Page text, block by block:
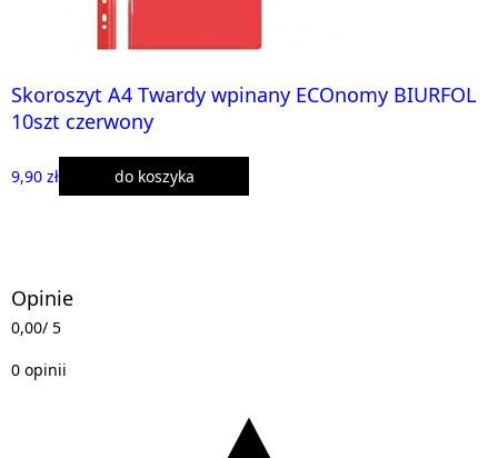
Skoroszyt A4 Twardy wpinany ECOnomy BIURFOL
10szt czerwony
9,90 zł do koszyka
Opinie
0,00/ 5
0 opinii